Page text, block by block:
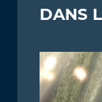
DANS